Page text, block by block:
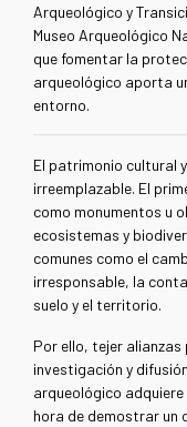
Arqueológico y
Museo Arqueológico
que fomentar la
arqueológico aporta
entorno.
El patrimonio cultural
irreemplazable. El
como monumentos u
ecosistemas y
comunes como el
irresponsable, la
suelo y el territorio.
Por ello, tejer
investigación y
arqueológico
hora de demostrar un